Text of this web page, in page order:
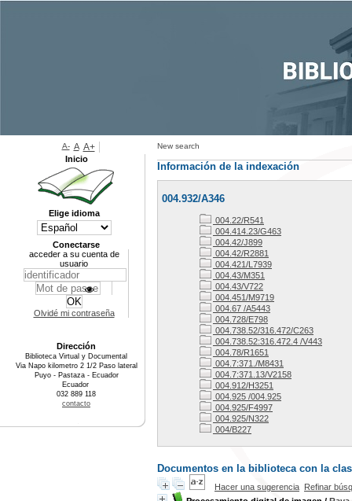
New search
Información de la indexación
004.932/A346
004.22/R541
004.414.23/G463
004.42/J899
004.42/R2881
004.421/L7939
004.43/M351
004.43/V722
004.451/M9719
004.67 /A5443
004.728/E798
004.738.52/316.472/C263
004.738.52:316.472.4 /V443
004.78/R1651
004.7:371./M8431
004.7:371.13/V2158
004.912/H3251
004.925 /004.925
004.925/F4997
004.925/N322
004/B227
Documentos en la biblioteca con la
Hacer una sugerencia Refinar
A- A A+
Inicio
Elige idioma
Conectarse
acceder a su cuenta de
usuario
Olvidé mi contraseña
Dirección
Biblioteca Virtual y Documental
Via Napo kilometro 2 1/2 Paso lateral
Puyo - Pastaza - Ecuador
Ecuador
032 889 118
contacto